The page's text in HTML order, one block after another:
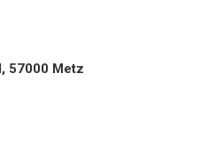
57000 Metz